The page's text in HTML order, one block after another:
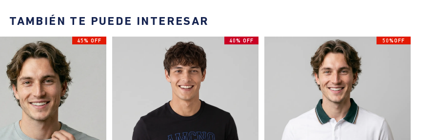
TAMBIÉN TE PUEDE INTERESAR
45% OFF 40% OFF 50%OFF